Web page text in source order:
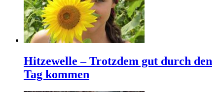
Hitzewelle – Trotzdem gut durch den
Tag kommen